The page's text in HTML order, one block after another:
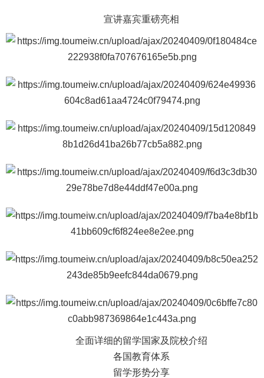
宣讲嘉宾重磅亮相
全面详细的留学国家及院校介绍
各国教育体系
留学形势分享